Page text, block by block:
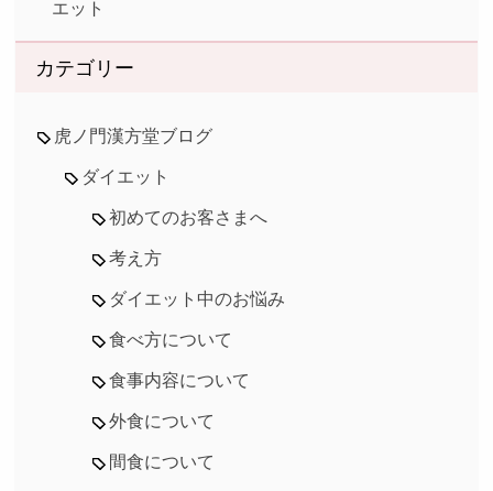
エット
カテゴリー
虎ノ門漢方堂ブログ
ダイエット
初めてのお客さまへ
考え方
ダイエット中のお悩み
食べ方について
食事内容について
外食について
間食について